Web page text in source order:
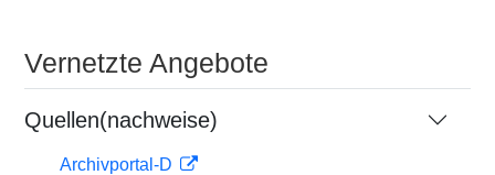
Vernetzte Angebote
Quellen(nachweise)
Archivportal-D